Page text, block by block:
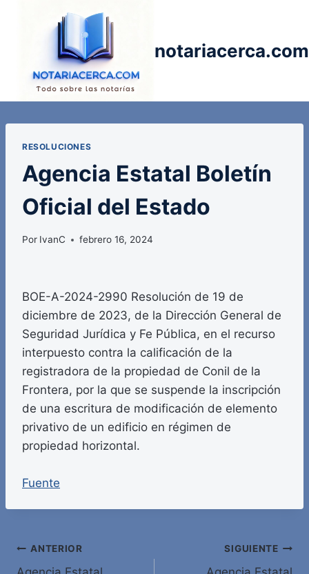
notariacerca.com
RESOLUCIONES
Agencia Estatal Boletín
Oficial del Estado
Por IvanC febrero 16, 2024
BOE-A-2024-2990 Resolución de 19 de
diciembre de 2023, de la Dirección General de
Seguridad Jurídica y Fe Pública, en el recurso
interpuesto contra la calificación de la
registradora de la propiedad de Conil de la
Frontera, por la que se suspende la inscripción
de una escritura de modificación de elemento
privativo de un edificio en régimen de
propiedad horizontal.
Fuente
Navegación
ANTERIOR SIGUIENTE